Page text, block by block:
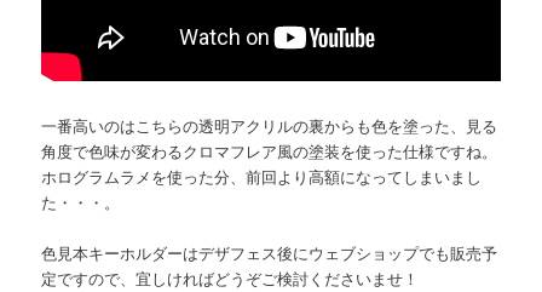
一番高いのはこちらの透明アクリルの裏からも色を塗った、見る
角度で色味が変わるクロマフレア風の塗装を使った仕様ですね。
ホログラムラメを使った分、前回より高額になってしまいまし
た・・・。
色見本キーホルダーはデザフェス後にウェブショップでも販売予
定ですので、宜しければどうぞご検討くださいませ！